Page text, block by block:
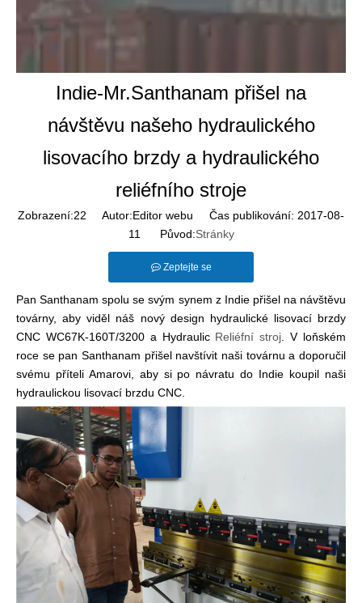
Indie-Mr.Santhanam přišel na
návštěvu našeho hydraulického
lisovacího brzdy a hydraulického
reliéfního stroje
Zobrazení:22 Autor:Editor webu Čas publikování: 2017-08-
11 Původ:Stránky
Zeptejte se
Pan Santhanam spolu se svým synem z Indie přišel na návštěvu
továrny, aby viděl náš nový design hydraulické lisovací brzdy
CNC WC67K-160T/3200 a Hydraulic Reliéfní stroj . V loňském
roce se pan Santhanam přišel navštívit naši továrnu a doporučil
svému příteli Amarovi, aby si po návratu do Indie koupil naši
hydraulickou lisovací brzdu CNC.